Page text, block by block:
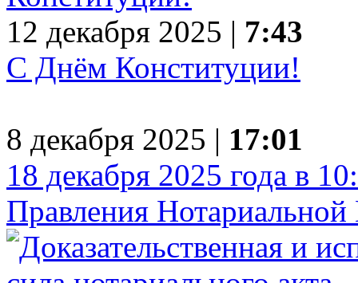
12 декабря 2025 | 7:43
С Днём Конституции!
8 декабря 2025 | 17:01
18 декабря 2025 года в
Правления